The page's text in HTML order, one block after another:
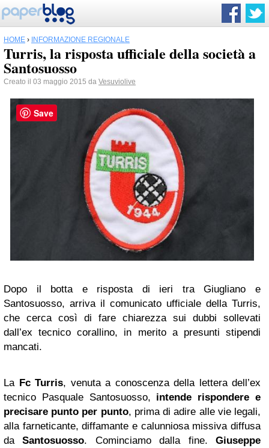
HOME › INFORMAZIONE REGIONALE
Turris, la risposta ufficiale della società a
Santosuosso
Creato il 03 maggio 2015 da Vesuviolive
Dopo il botta e risposta di ieri tra Giugliano e
Santosuosso, arriva il comunicato ufficiale della Turris,
che cerca così di fare chiarezza sui dubbi sollevati
dall’ex tecnico corallino, in merito a presunti stipendi
mancati.
La Fc Turris, venuta a conoscenza della lettera dell’ex
tecnico Pasquale Santosuosso, intende rispondere e
precisare punto per punto, prima di adire alle vie legali,
alla farneticante, diffamante e calunniosa missiva diffusa
daSantosuosso. Cominciamo dalla fine.Giuseppe
Save